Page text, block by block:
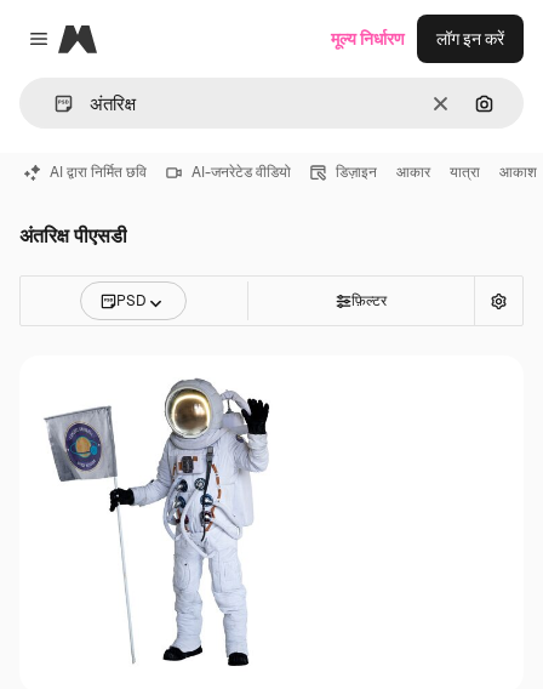
Close menu
Magnific
साफ़ इमेज से
मूल्य निर्धारण लॉग इन करें
AI द्वारा निर्मित छवि AI-जनरेटेड वीडियो डिज़ाइन आकार यात्रा आकाश
अंतरिक्ष पीएसडी
PSD फ़िल्टर